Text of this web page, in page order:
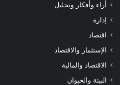
أراء وأفكار وتحليل
إدارة
اقتصاد
الإستثمار والاقتصاد
الاقتصاد والمالية
البيئة والحيوان